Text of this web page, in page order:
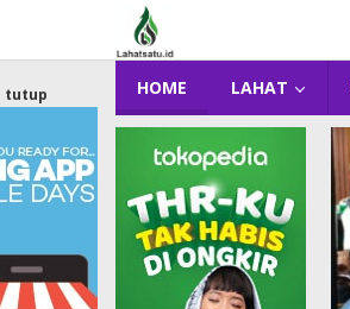
konten
HOME LAHAT
tutup